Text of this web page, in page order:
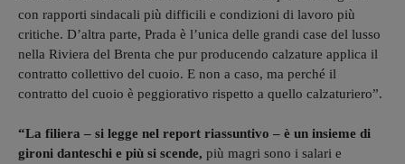
con rapporti sindacali più difficili e condizioni di lavoro più
critiche. D’altra parte, Prada è l’unica delle grandi case del lusso
nella Riviera del Brenta che pur producendo calzature applica il
contratto collettivo del cuoio. E non a caso, ma perché il
contratto del cuoio è peggiorativo rispetto a quello calzaturiero”.
“La filiera – si legge nel report riassuntivo – è un insieme di
gironi danteschi e più si scende, più magri sono i salari e